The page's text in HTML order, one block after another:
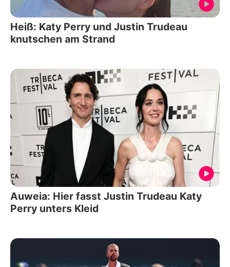
Heiß: Katy Perry und Justin Trudeau
knutschen am Strand
Auweia: Hier fasst Justin Trudeau Katy
Perry unters Kleid